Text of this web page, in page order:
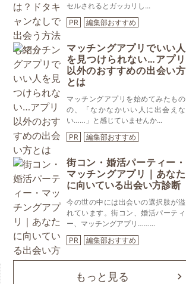
セルされるとガッカリし...
PR
編集部おすすめ
マッチングアプリでいい人
を見つけられない…アプリ
以外のおすすめの出会い方
とは
マッチングアプリを始めてみたもの
の、「なかなかいい人に出会えな
い……」と感じていませんか...
PR
編集部おすすめ
街コン・婚活パーティー・
マッチングアプリ｜あなた
に向いている出会い方診断
今の世の中には出会いの選択肢が溢
れています。街コン、婚活パーティ
ー、マッチングアプリ……...
PR
編集部おすすめ
もっと見る